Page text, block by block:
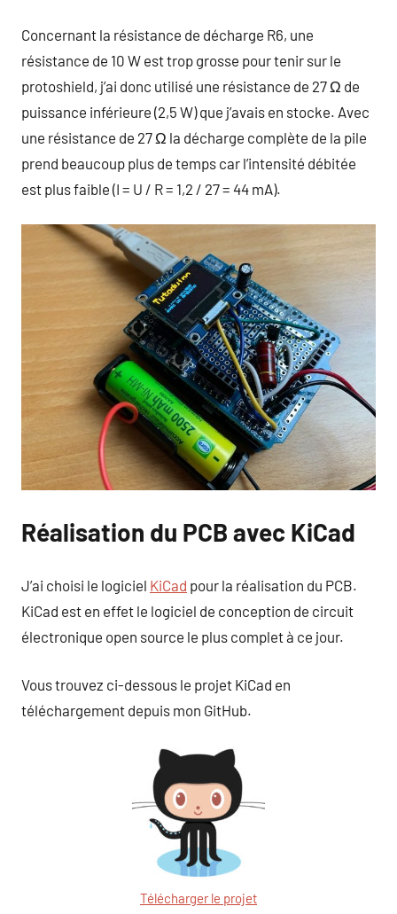
Concernant la résistance de décharge R6, une
résistance de 10 W est trop grosse pour tenir sur le
protoshield, j’ai donc utilisé une résistance de 27 Ω de
puissance inférieure (2,5 W) que j’avais en stocke. Avec
une résistance de 27 Ω la décharge complète de la pile
prend beaucoup plus de temps car l’intensité débitée
est plus faible (I = U / R = 1,2 / 27 = 44 mA).
Réalisation du PCB avec KiCad
J’ai choisi le logiciel KiCad pour la réalisation du PCB.
KiCad est en effet le logiciel de conception de circuit
électronique open source le plus complet à ce jour.
Vous trouvez ci-dessous le projet KiCad en
téléchargement depuis mon GitHub.
Télécharger le projet